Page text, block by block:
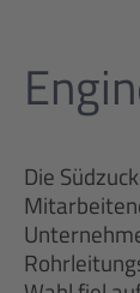
Die